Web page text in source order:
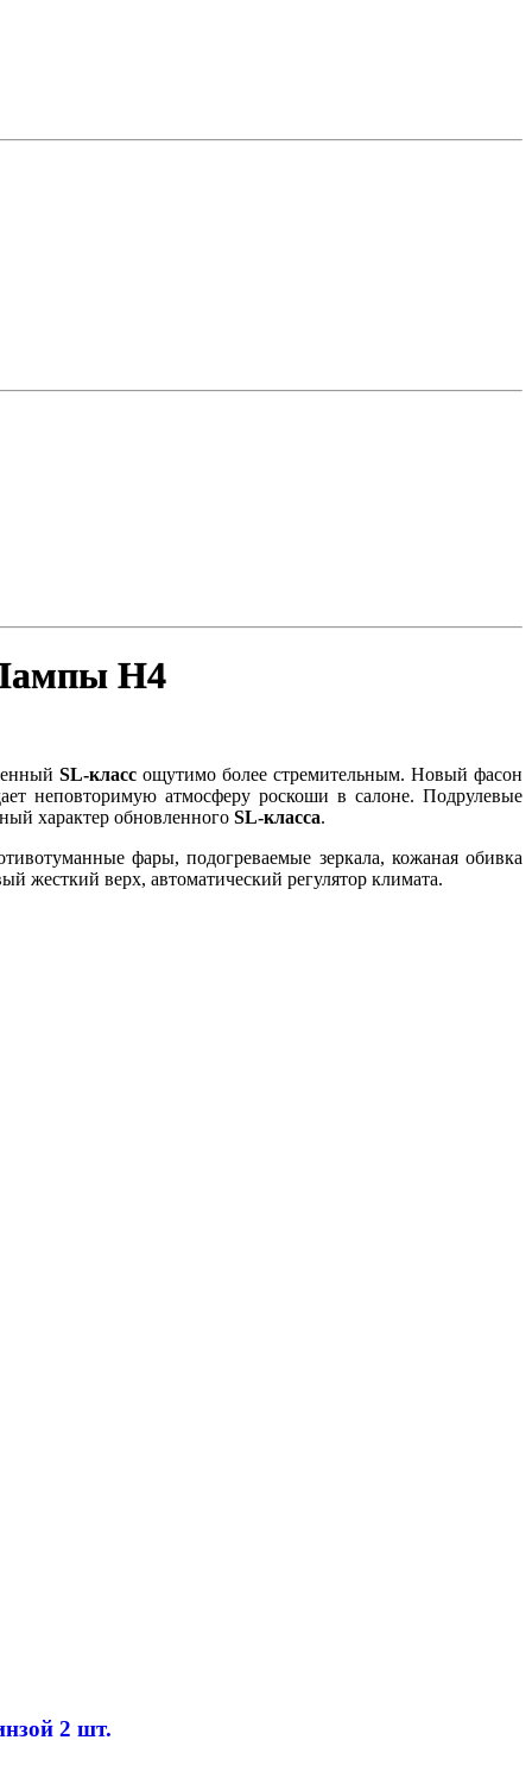
H4
SL-класс ощутимо более стремительным. Новый фасон
неповторимую атмосферу роскоши в салоне. Подрулевые
характер обновленного SL-класса.
фары, подогреваемые зеркала, кожаная обивка
жесткий верх, автоматический регулятор климата.
2 шт.